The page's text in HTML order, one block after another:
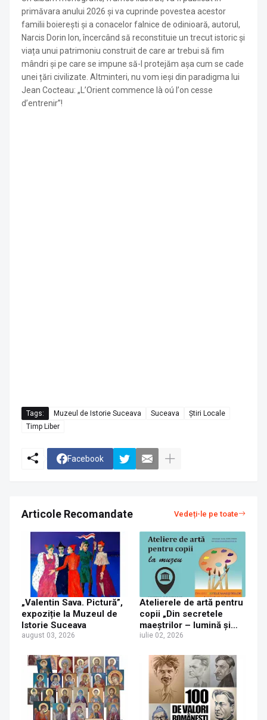
primăvara anului 2026 și va cuprinde povestea acestor
familii boierești și a conacelor falnice de odinioară, autorul,
Narcis Dorin Ion, încercând să reconstituie un trecut istoric și
viața unui patrimoniu construit de care ar trebui să fim
mândri și pe care se impune să-l protejăm așa cum se cade
unei țări civilizate. Altminteri, nu vom ieși din paradigma lui
Jean Cocteau: „LʼOrient commence là oú lʼon cesse
dʼentrenir”!
Tags: Muzeul de Istorie Suceava Suceava
Știri Locale
Timp Liber
Facebook
Articole Recomandate Vedeți-le pe toate
„Valentin Sava. Pictură”,
expoziție la Muzeul de
Istorie Suceava
august 03, 2026
Atelierele de artă pentru
copii „Din secretele
maeştrilor – lumină şi
culoare" 2026, la Muzeul
iulie 02, 2026